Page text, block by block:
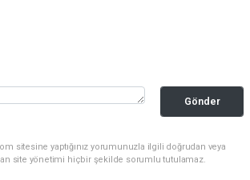
Gönder
sitesine yaptığınız yorumunuzla ilgili doğrudan veya
site yönetimi hiçbir şekilde sorumlu tutulamaz.